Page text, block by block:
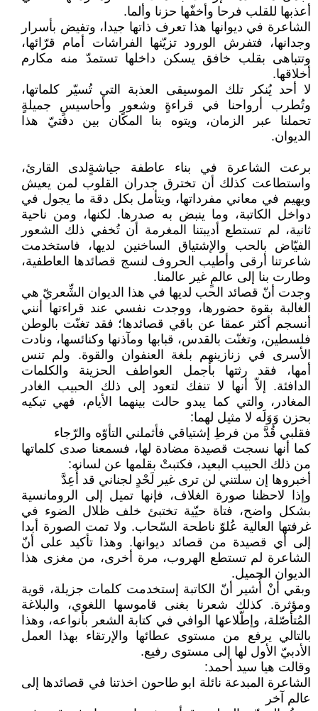
أعذبها للقلب فرحا وأخفّها حزنا وألما.
الشاعرة في ديوانها هذا تعرف ذاتها جيدا، وتفيض بأسرار
وجدانها، فتفرش الورود تزيّنها الفراشات أمام قرّائها،
وتتباهى بقلب خافق يسكن داخلها تستمدّ منه مكارم
أخلاقها.
لا أحد يُنكر تلك الموسيقى العذبة التي تُسيّر كلماتها،
وتُطرب أرواحنا في قراءةٍ وشعورٍ وأحاسيسٍ جميلةٍ
تحملنا عبر الزمان، ويتوه بنا المكان بين دفتيّ هذا
الديوان.
برعت الشاعرة في بناء عاطفة جياشةٍلدى القارئ،
واستطاعت كذلك أن تخترق جدران القلوب لمن يعيش
ويهيم في معاني مفرداتها، ويتأمل بكل دقة ما يجول في
دواخل الكاتبة، وما ينبض به صدرها. لكنها، ومن ناحية
ثانية، لم تستطع أديبتنا المغرمة أن تُخفي ذلك الشعور
الفيّاض بالحب والإشتياق الساخنين لديها، فاستخدمت
شاعرتنا أرقى وأطيب الحروف لنسج قصائدها العاطفية،
وطارت بنا إلى عالمٍ غير عالمنا.
وجدت أنّ قصائد الحب لديها في هذا الديوان الشِّعريّ هي
الغالبة بقوة حضورها، ووجدت نفسي عند قراءتها أنني
أنسجم أكثر عمقا عن باقي قصائدها؛ فقد تغنّت بالوطن
فلسطين، وتغنّت بالقدس، قبابها ومآذنها وكنائسها، ونادت
الأسرى في زنازينهم بلغة العنفوان والقوة. ولم تنس
أمها، فقد رثتها بأجمل العواطف الحزينة والكلمات
الدافئة. إلاّ أنها لا تنفك لتعود إلى ذلك الحبيب الغادر
المغادر، والتي كما يبدو حالت بينهما الأيام، فهي تبكيه
بحزن وَوَلَه لا مثيل لهما:
فقلبي قُدَّ من فرطِ إشتياقي فأثملني التأوّه والرّجاء
كما أنها نسجت قصيدة مضادة لها، فسمعنا صدى كلماتها
من ذلك الحبيب البعيد، فكتبتْ بقلمها عن لسانه:
أخبروها إن سلتني لن ترى غير لَحْدٍ لجناني قد أُعِدَّ
وإذا لاحظنا صورة الغلاف، فإنها تميل إلى الرومانسية
بشكل واضح، فتاة حيّية تختبئ خلف ظلال الضوء في
غرفتها العالية عُلوّ ناطحة السّحاب. ولا تمت الصورة أبدا
إلى أي قصيدة من قصائد ديوانها. وهذا تأكيد على أنّ
الشاعرة لم تستطع الهروب، مرة أخرى، من مغزى هذا
الديوان الجميل.
وبقي أنْ أُشير أنّ الكاتبة إستخدمت كلمات جزيلة، قوية
ومؤثرة. كذلك شعرنا بغنى قاموسها اللغوي، والبلاغة
المُتأصّلة، وإطّلاعها الوافي في كتابة الشعر بأنواعه، وهذا
بالتالي يرفع من مستوى عطائها والإرتقاء بهذا العمل
الأدبيّ الأول لها إلى مستوى رفيع.
وقالت هيا سيد أحمد:
الشاعرة المبدعة نائلة ابو طاحون اخذتنا في قصائدها إلى
عالم آخر